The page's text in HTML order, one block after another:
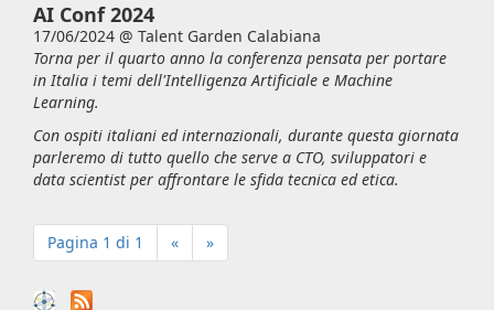
AI Conf 2024
17/06/2024 @ Talent Garden Calabiana
Torna per il quarto anno la conferenza pensata per portare
in Italia i temi dell'Intelligenza Artificiale e Machine
Learning.
Con ospiti italiani ed internazionali, durante questa giornata
parleremo di tutto quello che serve a CTO, sviluppatori e
data scientist per affrontare le sfida tecnica ed etica.
Pagina 1 di 1 « »